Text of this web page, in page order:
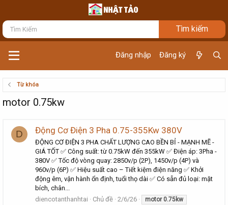
Đăng nhập Đăng ký
Từ khóa
motor 0.75kw
D Động Cơ Điện 3 Pha 0.75-355Kw 380V
ĐỘNG CƠ ĐIỆN 3 PHA CHẤT LƯỢNG CAO BỀN BỈ - MẠNH MẼ -
GIÁ TỐT ✅ Công suất: từ 0.75kW đến 355kW ✅ Điện áp: 3Pha -
380V ✅ Tốc độ vòng quay: 2850v/p (2P), 1450v/p (4P) và
960v/p (6P) ✅ Hiệu suất cao – Tiết kiệm điện năng ✅ Khởi
động êm, vận hành ổn định, tuổi thọ dài ✅ Có sẵn đủ loại: mặt
bích, chân...
diencotanthanhtai
Chủ đề 2/6/26 motor 0.75kw